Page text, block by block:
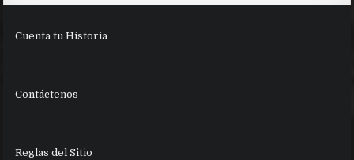
Cuenta tu Historia
Contáctenos
Reglas del Sitio